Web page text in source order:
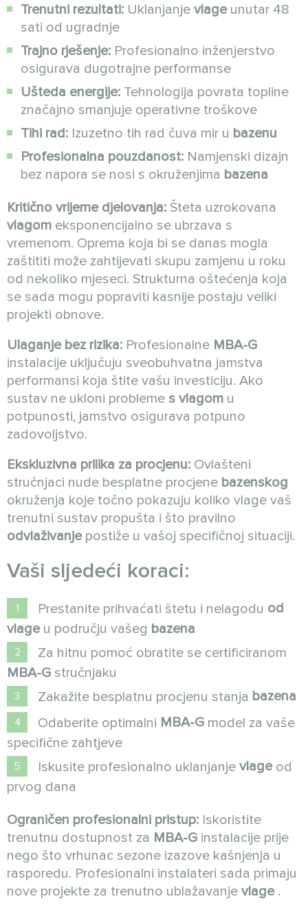
Trenutni rezultati: Uklanjanje vlageunutar 48
sati od ugradnje
Trajno rješenje: Profesionalno inženjerstvo
osigurava dugotrajne performanse
Ušteda energije: Tehnologija povrata topline
značajno smanjuje operativne troškove
Tihi rad: Izuzetno tih rad čuva mir u bazenu
Profesionalna pouzdanost: Namjenski dizajn
bez napora se nosi s okruženjima bazena
Kritično vrijeme djelovanja: Šteta uzrokovana
vlagom eksponencijalno se ubrzava s
vremenom. Oprema koja bi se danas mogla
zaštititi može zahtijevati skupu zamjenu u roku
od nekoliko mjeseci. Strukturna oštećenja koja
se sada mogu popraviti kasnije postaju veliki
projekti obnove.
Ulaganje bez rizika: Profesionalne MBA-G
instalacije uključuju sveobuhvatna jamstva
performansi koja štite vašu investiciju. Ako
sustav ne ukloni probleme s vlagom u
potpunosti, jamstvo osigurava potpuno
zadovoljstvo.
Ekskluzivna prilika za procjenu: Ovlašteni
stručnjaci nude besplatne procjene bazenskog
okruženja koje točno pokazuju koliko vlage vaš
trenutni sustav propušta i što pravilno
odvlaživanjepostiže u vašoj specifičnoj situaciji.
Vaši sljedeći koraci:
Prestanite prihvaćati štetu i nelagodu od
vlageu području vašeg bazena
Za hitnu pomoć obratite se certificiranom
MBA-G stručnjaku
Zakažite besplatnu procjenu stanja bazena
Odaberite optimalni MBA-G model za vaše
specifične zahtjeve
Iskusite profesionalno uklanjanje vlageod
prvog dana
Ograničen profesionalni pristup: Iskoristite
trenutnu dostupnost za MBA-G instalacije prije
nego što vrhunac sezone izazove kašnjenja u
rasporedu. Profesionalni instalateri sada primaju
nove projekte za trenutno ublažavanje vlage.